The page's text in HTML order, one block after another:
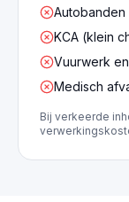
Autobanden
KCA (klein
Vuurwerk
Medisch
Bij verkeerde